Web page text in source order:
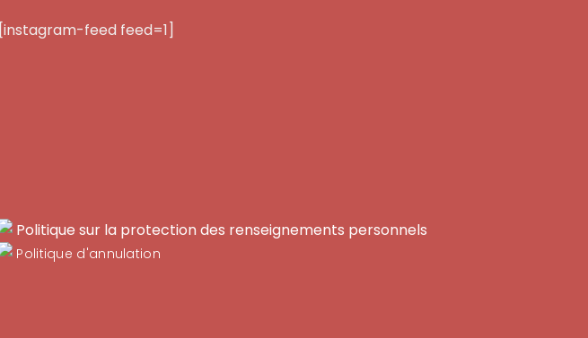
[instagram-feed feed=1]
Politique sur la protection des renseignements personnels
Politique d'annulation